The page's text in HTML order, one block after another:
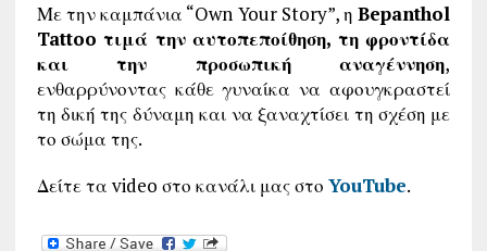
Με την καμπάνια “Own Your Story”, ηBepanthol
Tattoo τιμά την αυτοπεποίθηση, τη φροντίδα
και την προσωπική αναγέννηση,
ενθαρρύνοντας κάθε γυναίκα να αφουγκραστεί
τη δική της δύναμη και να ξαναχτίσει τη σχέση με
το σώμα της.
Δείτε τα video στο κανάλι μας στο YouTube.